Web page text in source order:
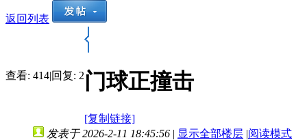
返回列表
查看: 414|回复: 2 门球正撞击
[复制链接]
发表于 2026-2-11 18:45:56 | 显示全部楼层 |阅读模式